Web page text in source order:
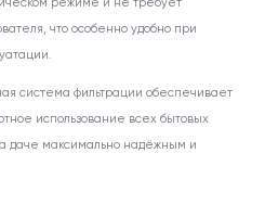
режиме и не требует
что особенно удобно при
система фильтрации обеспечивает
использование всех бытовых
даче максимально надёжным и